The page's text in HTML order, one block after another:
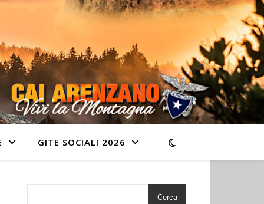
GITE SOCIALI 2026
Cerca